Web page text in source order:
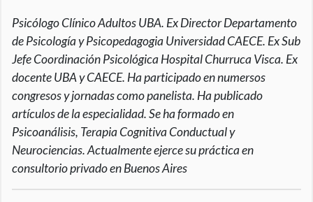
Psicólogo Clínico Adultos UBA. Ex Director Departamento
de Psicología y Psicopedagogia Universidad CAECE. Ex Sub
Jefe Coordinación Psicológica Hospital Churruca Visca. Ex
docente UBA y CAECE. Ha participado en numersos
congresos y jornadas como panelista. Ha publicado
artículos de la especialidad. Se ha formado en
Psicoanálisis, Terapia Cognitiva Conductual y
Neurociencias. Actualmente ejerce su práctica en
consultorio privado en Buenos Aires